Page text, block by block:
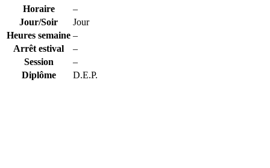
Horaire
–
Jour/Soir
Jour
Heures semaine –
Arrêt estival
–
Session
–
Diplôme
D.E.P.